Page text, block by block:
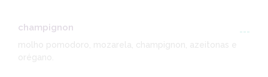
champignon
---
molho pomodoro, mozarela, champignon, azeitonas e